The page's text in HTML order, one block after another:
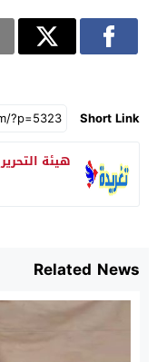
Short Link
هيئة التحرير
Related News